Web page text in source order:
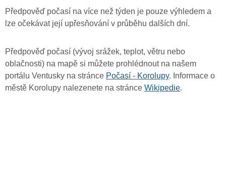
Předpověď počasí na více než týden je pouze výhledem a
lze očekávat její upřesňování v průběhu dalších dní.
Předpověď počasí (vývoj srážek, teplot, větru nebo
oblačnosti) na mapě si můžete prohlédnout na našem
portálu Ventusky na stránce Počasí - Korolupy. Informace o
městě Korolupy nalezenete na stránce Wikipedie.